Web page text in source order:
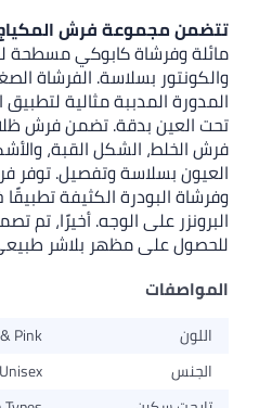
تتضمن مجموعة فرش
مائلة وفرشاة كابوكي مسطحة
والكونتور بسلاسة. الفرشاة
المدورة المدببة مثالية لتطبيق
تحت العين بدقة. تضمن فرش
فرش الخلط، الشكل القبة،
العيون بسلاسة وتفصيل. توفر
وفرشاة البودرة الكثيفة تطبيقًا
البرونزر على الوجه. أخيرًا، تم
للحصول على مظهر بلاشر
المواصفات
اللون
Pink
الجنس
Unisex